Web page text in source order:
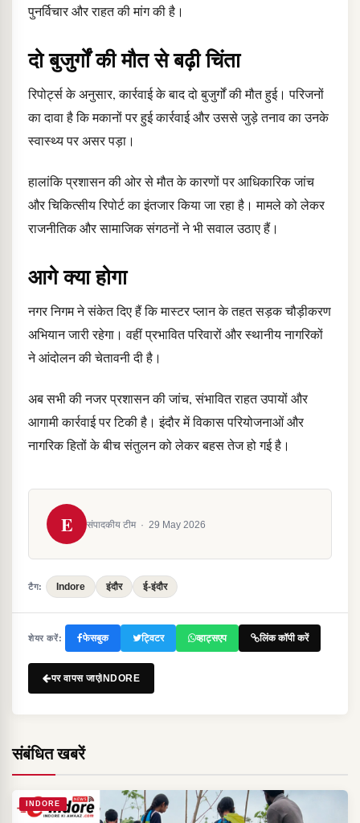
पुनर्विचार और राहत की मांग की है।
दो बुजुर्गों की मौत से बढ़ी चिंता
रिपोर्ट्स के अनुसार, कार्रवाई के बाद दो बुजुर्गों की मौत हुई। परिजनों
का दावा है कि मकानों पर हुई कार्रवाई और उससे जुड़े तनाव का उनके
स्वास्थ्य पर असर पड़ा।
हालांकि प्रशासन की ओर से मौत के कारणों पर आधिकारिक जांच
और चिकित्सीय रिपोर्ट का इंतजार किया जा रहा है। मामले को लेकर
राजनीतिक और सामाजिक संगठनों ने भी सवाल उठाए हैं।
आगे क्या होगा
नगर निगम ने संकेत दिए हैं कि मास्टर प्लान के तहत सड़क चौड़ीकरण
अभियान जारी रहेगा। वहीं प्रभावित परिवारों और स्थानीय नागरिकों
ने आंदोलन की चेतावनी दी है।
अब सभी की नजर प्रशासन की जांच, संभावित राहत उपायों और
आगामी कार्रवाई पर टिकी है। इंदौर में विकास परियोजनाओं और
नागरिक हितों के बीच संतुलन को लेकर बहस तेज हो गई है।
E संपादकीय टीम · 29 May 2026
टैग: Indore इंदौर ई-इंदौर
शेयर करें: फेसबुक ट्विटर व्हाट्सएप लिंक कॉपी करें
पर वापस जाएंINDORE
संबंधित खबरें
INDORE